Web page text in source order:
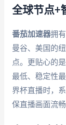
全球节点+
番茄加速器拥
曼谷、美国的
点。更贴心的
最低、稳定性
界杯直播时，
保直播画面流